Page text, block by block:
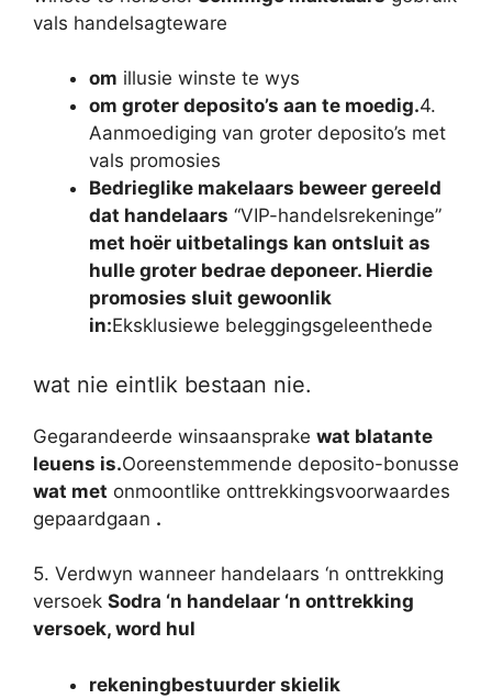
vals handelsagteware
om illusie winste te wys
om groter deposito’s aan te moedig.4.
Aanmoediging van groter deposito’s met
vals promosies
Bedrieglike makelaars beweer gereeld
dat handelaars “VIP-handelsrekeninge”
met hoër uitbetalings kan ontsluit as
hulle groter bedrae deponeer. Hierdie
promosies sluit gewoonlik
in:Eksklusiewe beleggingsgeleenthede
wat nie eintlik bestaan ​​nie.
Gegarandeerde winsaansprake wat blatante
leuens is.Ooreenstemmende deposito-bonusse
wat met onmoontlike onttrekkingsvoorwaardes
gepaardgaan .
5. Verdwyn wanneer handelaars ‘n onttrekking
versoek Sodra ‘n handelaar ‘n onttrekking
versoek, word hul
rekeningbestuurder skielik